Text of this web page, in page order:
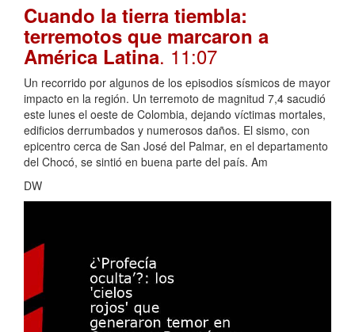
Cuando la tierra tiembla:
terremotos que marcaron a
América Latina. 11:07
Un recorrido por algunos de los episodios sísmicos de mayor
impacto en la región. Un terremoto de magnitud 7,4 sacudió
este lunes el oeste de Colombia, dejando víctimas mortales,
edificios derrumbados y numerosos daños. El sismo, con
epicentro cerca de San José del Palmar, en el departamento
del Chocó, se sintió en buena parte del país. Am
DW